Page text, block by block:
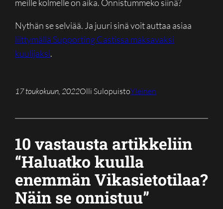
meille kolmelle on aika. Onnistummeko siinä?
Nythän se selviää. Ja juuri sinä voit auttaa asiaa
liittymällä Supporting Castissa maksavaksi
kuulijaksi.
17 toukokuun, 2022Olli SulopuistoYleinen
10 vastausta artikkeliin
“Haluatko kuulla
enemmän Vikasietotilaa?
Näin se onnistuu”